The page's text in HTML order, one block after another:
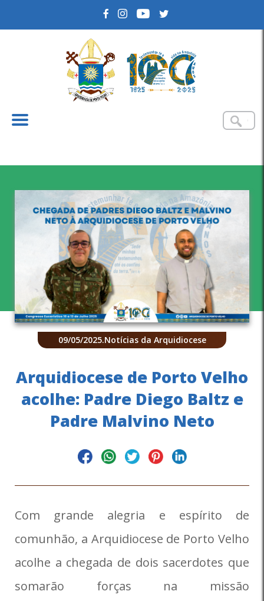
09/05/2025.Notícias da Arquidiocese
Arquidiocese de Porto Velho
acolhe: Padre Diego Baltz e
Padre Malvino Neto
Com grande alegria e espírito de
comunhão, a Arquidiocese de Porto Velho
acolhe a chegada de dois sacerdotes que
somarão forças na missão